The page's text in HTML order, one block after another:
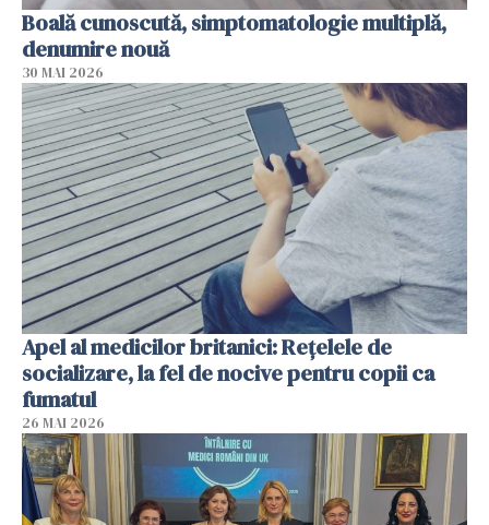
Boală cunoscută, simptomatologie multiplă,
denumire nouă
30 MAI 2026
Apel al medicilor britanici: Reţelele de
socializare, la fel de nocive pentru copii ca
fumatul
26 MAI 2026